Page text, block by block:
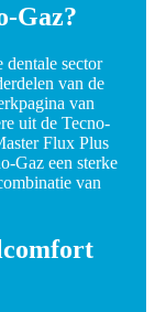
Gaz?
sector
van de
van
uit de Tecno-
Flux Plus
Gaz een sterke
van